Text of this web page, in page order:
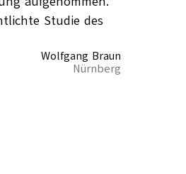
Studie des
Wolfgang Braun
Nürnberg